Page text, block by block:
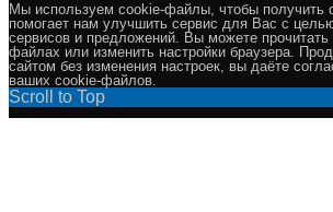
Мы используем cookie-файлы, чтобы получить
помогает нам улучшить сервис для Вас с
сервисов и предложений. Вы можете
файлах или изменить настройки браузера.
сайтом без изменения настроек, вы даёте
ваших cookie-файлов.
Scroll to Top